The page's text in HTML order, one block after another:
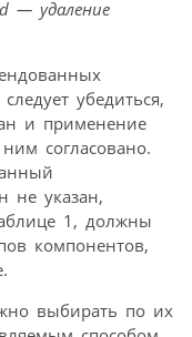
— удаление
убедиться,
и применение
согласовано.
не указан,
1, должны
компонентов,
выбирать по их